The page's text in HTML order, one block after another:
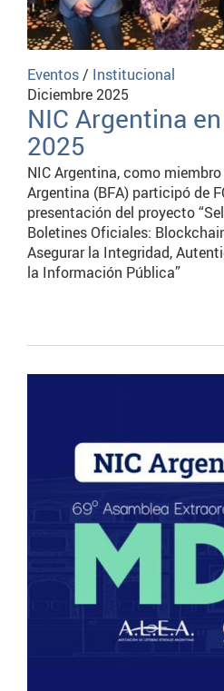
Eventos/ Institucional
Diciembre 2025
NIC Argentina
2025
NIC Argentina, como
Argentina (BFA) participó de
presentación del proyecto
Boletines Oficiales:
Asegurar la Integridad,
la Información Pública”